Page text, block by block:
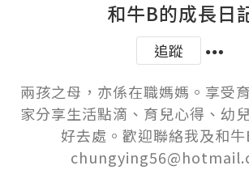
和牛B的成長日
追蹤
兩孩之母，亦係在職媽媽。享受
家分享生活點滴、育兒心得、幼
好去處。歡迎聯絡我及和牛